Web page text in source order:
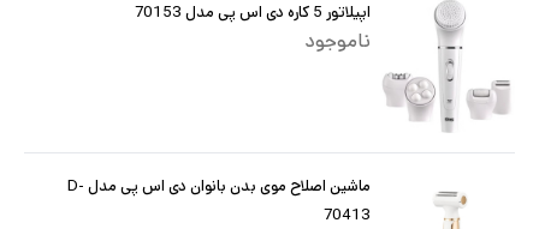
اپیلاتور 5 کاره دی اس پی مدل 70153
ناموجود
ماشین اصلاح موی بدن بانوان دی اس پی مدل D-
70413